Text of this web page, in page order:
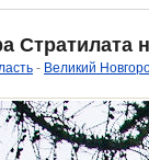
Стратилата
- Великий